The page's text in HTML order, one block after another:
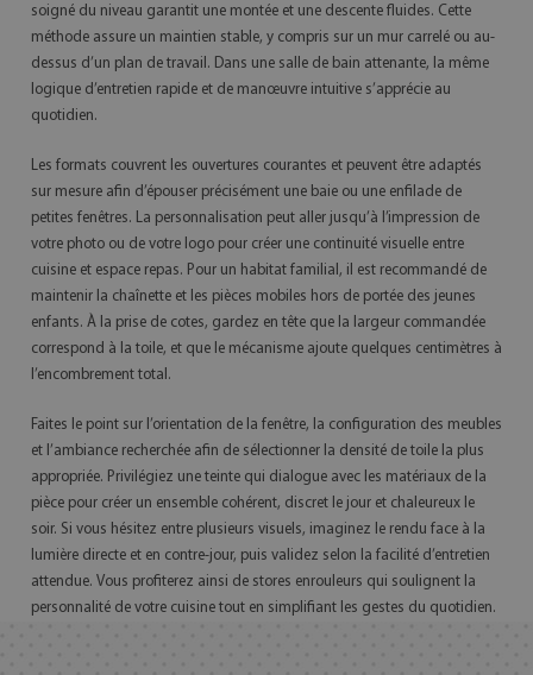
soigné du niveau garantit une montée et une descente fluides. Cette
méthode assure un maintien stable, y compris sur un mur carrelé ou au-
dessus d’un plan de travail. Dans une salle de bain attenante, la même
logique d’entretien rapide et de manœuvre intuitive s’apprécie au
quotidien.
Les formats couvrent les ouvertures courantes et peuvent être adaptés
sur mesure afin d’épouser précisément une baie ou une enfilade de
petites fenêtres. La personnalisation peut aller jusqu’à l’impression de
votre photo ou de votre logo pour créer une continuité visuelle entre
cuisine et espace repas. Pour un habitat familial, il est recommandé de
maintenir la chaînette et les pièces mobiles hors de portée des jeunes
enfants. À la prise de cotes, gardez en tête que la largeur commandée
correspond à la toile, et que le mécanisme ajoute quelques centimètres à
l’encombrement total.
Faites le point sur l’orientation de la fenêtre, la configuration des meubles
et l’ambiance recherchée afin de sélectionner la densité de toile la plus
appropriée. Privilégiez une teinte qui dialogue avec les matériaux de la
pièce pour créer un ensemble cohérent, discret le jour et chaleureux le
soir. Si vous hésitez entre plusieurs visuels, imaginez le rendu face à la
lumière directe et en contre-jour, puis validez selon la facilité d’entretien
attendue. Vous profiterez ainsi de stores enrouleurs qui soulignent la
personnalité de votre cuisine tout en simplifiant les gestes du quotidien.